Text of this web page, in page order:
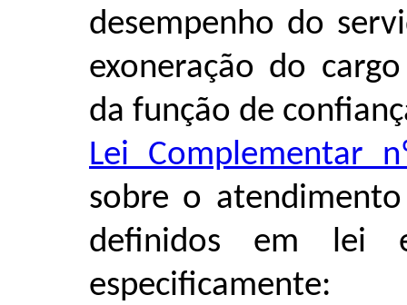
desempenho do
exoneração do
da função de
Lei Complementar
sobre o
definidos em lei
especificamente: